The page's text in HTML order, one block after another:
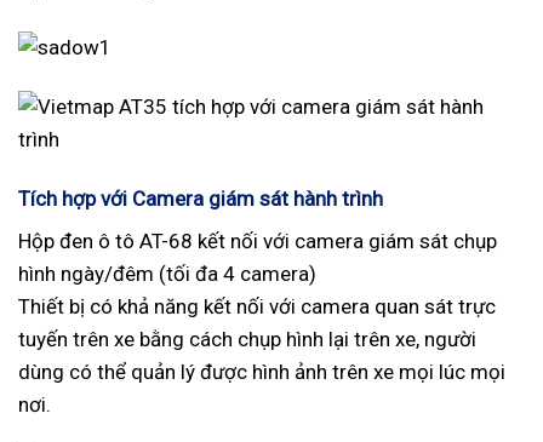
Tích hợp với Camera giám sát hành trình
Hộp đen ô tô AT-68 kết nối với camera giám sát chụp
hình ngày/đêm (tối đa 4 camera)
Thiết bị có khả năng kết nối với camera quan sát trực
tuyến trên xe bằng cách chụp hình lại trên xe, người
dùng có thể quản lý được hình ảnh trên xe mọi lúc mọi
nơi.